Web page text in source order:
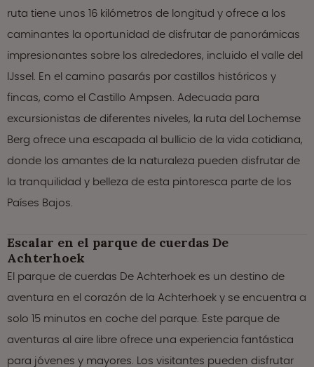
ruta tiene unos 16 kilómetros de longitud y ofrece a los
caminantes la oportunidad de disfrutar de panorámicas
impresionantes sobre los alrededores, incluido el valle del
IJssel. En el camino pasarás por castillos históricos y
fincas, como el Castillo Ampsen. Adecuada para
excursionistas de diferentes niveles, la ruta del Lochemse
Berg ofrece una escapada al bullicio de la vida cotidiana,
donde los amantes de la naturaleza pueden disfrutar de
la tranquilidad y belleza de esta pintoresca parte de los
Países Bajos.
Escalar en el parque de cuerdas De
Achterhoek
El parque de cuerdas De Achterhoek es un destino de
aventura en el corazón de la Achterhoek y se encuentra a
solo 15 minutos en coche del parque. Este parque de
aventuras al aire libre ofrece una experiencia fantástica
para jóvenes y mayores. Los visitantes pueden disfrutar